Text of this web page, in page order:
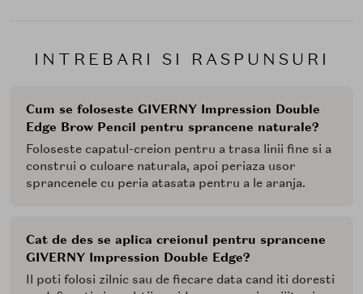
INTREBARI SI RASPUNSURI
Cum se foloseste GIVERNY Impression Double
Edge Brow Pencil pentru sprancene naturale?
Foloseste capatul-creion pentru a trasa linii fine si a
construi o culoare naturala, apoi periaza usor
sprancenele cu peria atasata pentru a le aranja.
Cat de des se aplica creionul pentru sprancene
GIVERNY Impression Double Edge?
Il poti folosi zilnic sau de fiecare data cand iti doresti